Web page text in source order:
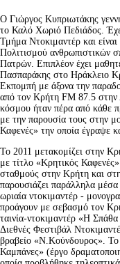
Ο Γιώργος Κυπριωτάκης
το Καλό Χωριό Πεδιάδος.
Τμήμα Ντοκιμαντέρ και
Πολιτισμού ανθρωπιστικών
Πατρών. Επιπλέον έχει
Πασπαράκης στο Ηράκλειο
Εκπομπή με άξονα την
από τον Κρήτη FM 87.5 στην
κόσμου ήταν πέρα από κάθε
με την παρουσία τους στην
Καφενές» την οποία έγραψε
Το 2011 μετακομίζει στην
με τίτλο «Κρητικός
σταθμούς στην Κρήτη και
παρουσιάζει παράλληλα
ωριαία ντοκιμαντέρ -
προάγουν με σεβασμό τον
ταινία-ντοκιμαντέρ «Η
Διεθνές Φεστιβάλ
βραβείο «Ν.Κούνδουρος». Το
Καμπάνες» (έργο